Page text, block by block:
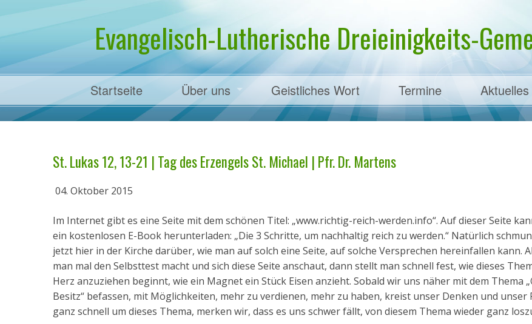
Evangelisch-Lutherische Dreieinigkeits-
Startseite
Über uns
Pfarrer Dr. Martens
Geistliches Wort Termine Aktuelles
St. Lukas 12, 13-21 | Tag des Erzengels St. Michael | Pfr. Dr. Martens
04. Oktober 2015
Im Internet gibt es eine Seite mit dem schönen Titel: „www.richtig-reich-werden.info“. Auf dieser Seite
ein kostenlosen E-Book herunterladen: „Die 3 Schritte, um nachhaltig reich zu werden.“ Natürlich
jetzt hier in der Kirche darüber, wie man auf solch eine Seite, auf solche Versprechen hereinfallen kann.
man mal den Selbsttest macht und sich diese Seite anschaut, dann stellt man schnell fest, wie dieses
Herz anzuziehen beginnt, wie ein Magnet ein Stück Eisen anzieht. Sobald wir uns näher mit dem Thema
Besitz“ befassen, mit Möglichkeiten, mehr zu verdienen, mehr zu haben, kreist unser Denken und unser
ganz schnell um dieses Thema, merken wir, dass es uns schwer fällt, von diesem Thema wieder ganz